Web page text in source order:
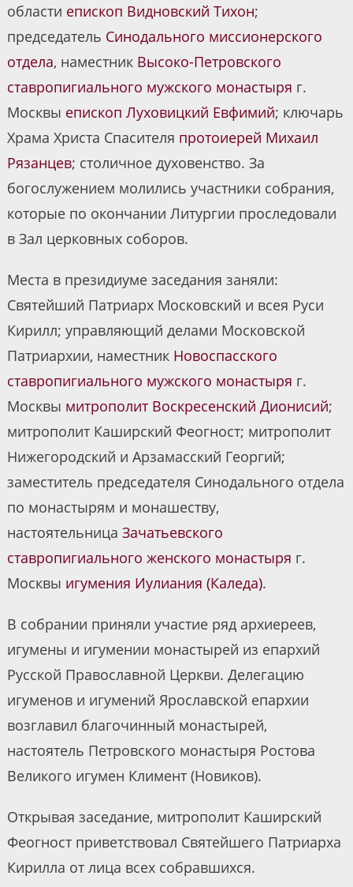
области епископ Видновский Тихон;
председатель Синодального миссионерского
отдела, наместник Высоко-Петровского
ставропигиального мужского монастыря г.
Москвы епископ Луховицкий Евфимий; ключарь
Храма Христа Спасителя протоиерей Михаил
Рязанцев; столичное духовенство. За
богослужением молились участники собрания,
которые по окончании Литургии проследовали
в Зал церковных соборов.
Места в президиуме заседания заняли:
Святейший Патриарх Московский и всея Руси
Кирилл; управляющий делами Московской
Патриархии, наместник Новоспасского
ставропигиального мужского монастыря г.
Москвы митрополит Воскресенский Дионисий;
митрополит Каширский Феогност; митрополит
Нижегородский и Арзамасский Георгий;
заместитель председателя Синодального отдела
по монастырям и монашеству,
настоятельница Зачатьевского
ставропигиального женского монастыря г.
Москвы игумения Иулиания (Каледа).
В собрании приняли участие ряд архиереев,
игумены и игумении монастырей из епархий
Русской Православной Церкви. Делегацию
игуменов и игумений Ярославской епархии
возглавил благочинный монастырей,
настоятель Петровского монастыря Ростова
Великого игумен Климент (Новиков).
Открывая заседание, митрополит Каширский
Феогност приветствовал Святейшего Патриарха
Кирилла от лица всех собравшихся.